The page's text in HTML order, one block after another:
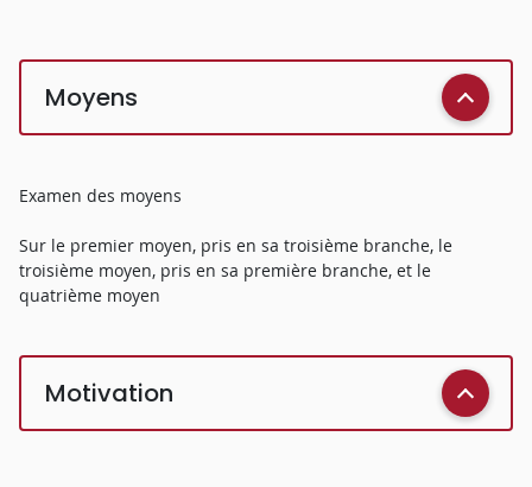
Moyens
Examen des moyens
Sur le premier moyen, pris en sa troisième branche, le
troisième moyen, pris en sa première branche, et le
quatrième moyen
Motivation